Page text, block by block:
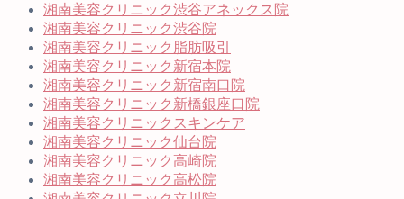
湘南美容クリニック渋谷アネックス院
湘南美容クリニック渋谷院
湘南美容クリニック脂肪吸引
湘南美容クリニック新宿本院
湘南美容クリニック新宿南口院
湘南美容クリニック新橋銀座口院
湘南美容クリニックスキンケア
湘南美容クリニック仙台院
湘南美容クリニック高崎院
湘南美容クリニック高松院